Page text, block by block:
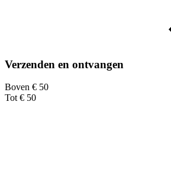
Verzenden en ontvangen
Boven € 50
Tot € 50